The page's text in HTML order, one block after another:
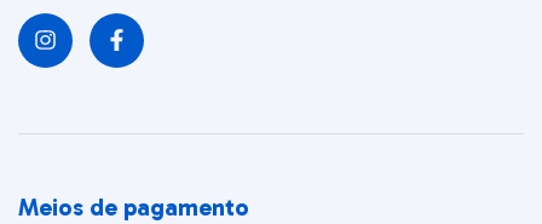
Meios de pagamento